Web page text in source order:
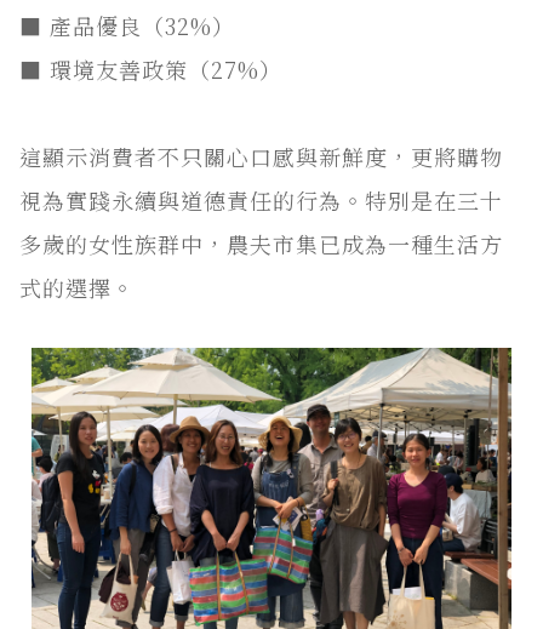
■ 產品優良（32%）
■ 環境友善政策（27%）
這顯示消費者不只關心口感與新鮮度，更將購物
視為實踐永續與道德責任的行為。特別是在三十
多歲的女性族群中，農夫市集已成為一種生活方
式的選擇。